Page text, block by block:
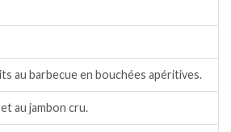
au barbecue en bouchées apéritives.
au jambon cru.